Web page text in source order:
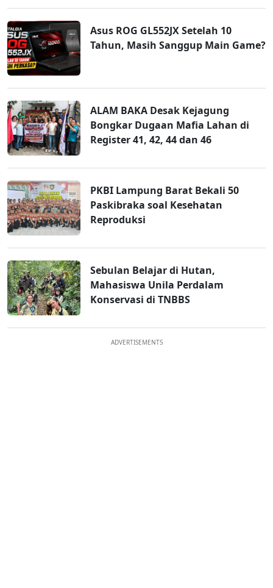
Asus ROG GL552JX Setelah 10
Tahun, Masih Sanggup Main Game?
ALAM BAKA Desak Kejagung
Bongkar Dugaan Mafia Lahan di
Register 41, 42, 44 dan 46
PKBI Lampung Barat Bekali 50
Paskibraka soal Kesehatan
Reproduksi
Sebulan Belajar di Hutan,
Mahasiswa Unila Perdalam
Konservasi di TNBBS
ADVERTISEMENTS